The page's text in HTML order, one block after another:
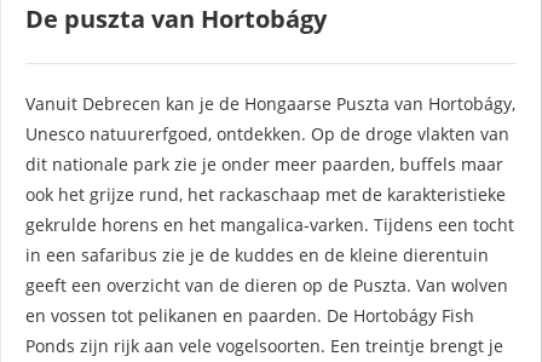
De puszta van Hortobágy
Vanuit Debrecen kan je de Hongaarse Puszta van Hortobágy,
Unesco natuurerfgoed, ontdekken. Op de droge vlakten van
dit nationale park zie je onder meer paarden, buffels maar
ook het grijze rund, het rackaschaap met de karakteristieke
gekrulde horens en het mangalica-varken. Tijdens een tocht
in een safaribus zie je de kuddes en de kleine dierentuin
geeft een overzicht van de dieren op de Puszta. Van wolven
en vossen tot pelikanen en paarden. De Hortobágy Fish
Ponds zijn rijk aan vele vogelsoorten. Een treintje brengt je